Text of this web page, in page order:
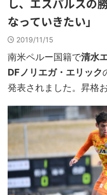
なっていきたい」
2019/11/15
南米ペルー国籍で清水
DFノリエガ・エリック
発表されました。昇格